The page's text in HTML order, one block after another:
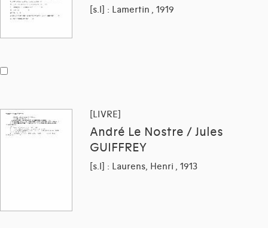
[s.l] : Lamertin , 1919
[LIVRE]
André Le Nostre / Jules
GUIFFREY
[s.l] : Laurens, Henri , 1913